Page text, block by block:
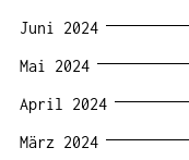
Juni 2024
Mai 2024
April 2024
März 2024